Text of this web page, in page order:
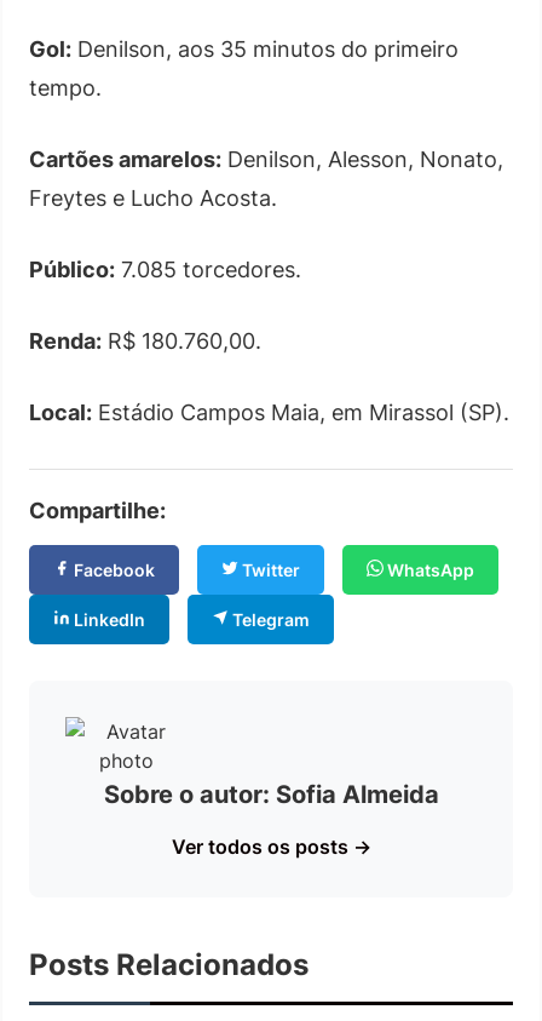
Gol: Denilson, aos 35 minutos do primeiro
tempo.
Cartões amarelos: Denilson, Alesson, Nonato,
Freytes e Lucho Acosta.
Público: 7.085 torcedores.
Renda: R$ 180.760,00.
Local: Estádio Campos Maia, em Mirassol (SP).
Compartilhe:
Facebook Twitter WhatsApp
LinkedIn Telegram
Sobre o autor: Sofia Almeida
Ver todos os posts →
Posts Relacionados